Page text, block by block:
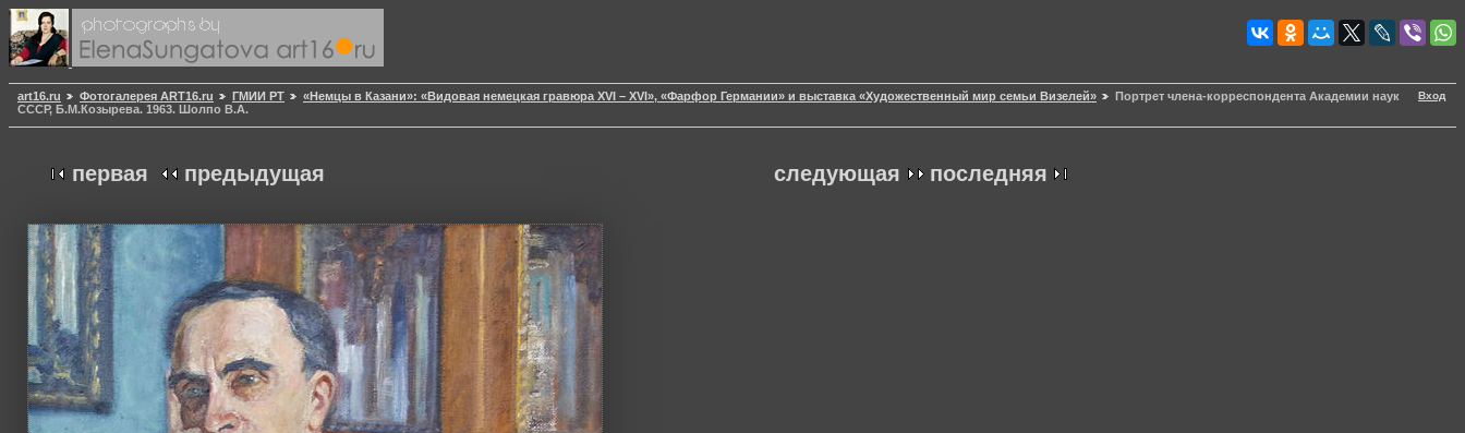
Вход
art16.ru Фотогалерея ART16.ru ГМИИ РТ «Немцы в Казани»: «Видовая немецкая гравюра XVI – XVI», «Фарфор Германии» и выставка «Художественный мир семьи Визелей»
Портрет члена-корреспондента Академии наук
СССР, Б.М.Козырева. 1963. Шолпо В.А.
следующая последняя
первая предыдущая